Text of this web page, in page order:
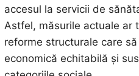
accesul la servicii de
Astfel, măsurile actuale ar
reforme structurale care
economică echitabilă și